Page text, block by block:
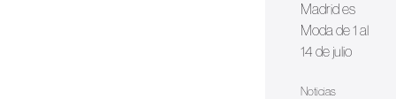
Madrid es
Moda de 1 al
14 de julio
Noticias